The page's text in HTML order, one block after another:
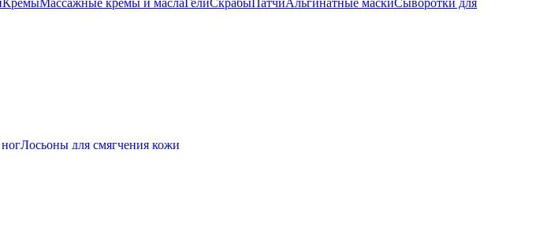
КремыМассажные кремы и маслаГелиСкрабыПатчиАльгинатные маскиСыворотки для
Лосьоны для смягчения кожи